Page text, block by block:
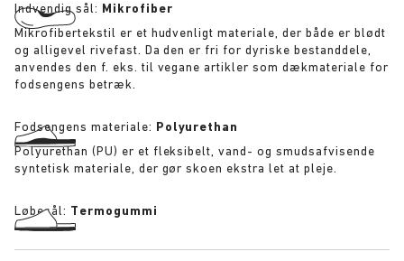
Indvendig sål: Mikrofiber
Mikrofibertekstil er et hudvenligt materiale, der både er blødt
og alligevel rivefast. Da den er fri for dyriske bestanddele,
anvendes den f. eks. til vegane artikler som dækmateriale for
fodsengens betræk.
Fodsengens materiale: Polyurethan
Polyurethan (PU) er et fleksibelt, vand- og smudsafvisende
syntetisk materiale, der gør skoen ekstra let at pleje.
Løbesål: Termogummi